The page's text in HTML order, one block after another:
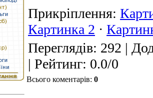
Прикріплення:
Картинка 2 ·
Переглядів: 292 |
| Рейтинг: 0.0/0
Всього коментарів: 0